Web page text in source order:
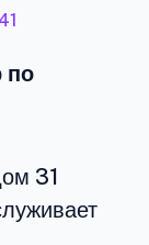
по
31